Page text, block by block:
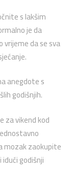
s lakšim
je da
da se sva
anegdote s
godišnjih.
za vikend kod
mozak zaokupite
godišnji